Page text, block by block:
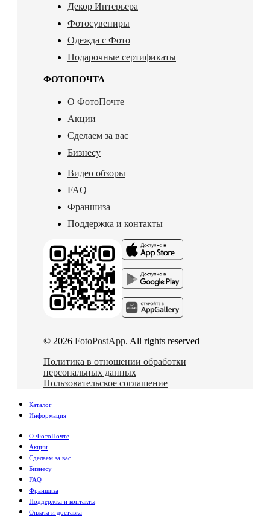
Декор Интерьера
Фотосувениры
Одежда с Фото
Подарочные сертификаты
ФОТОПОЧТА
О ФотоПочте
Акции
Сделаем за вас
Бизнесу
Видео обзоры
FAQ
Франшиза
Поддержка и контакты
© 2026 FotoPostApp. All rights reserved
Политика в отношении обработки
персональных данных
Пользовательское соглашение
Каталог
Информация
О ФотоПочте
Акции
Сделаем за вас
Бизнесу
FAQ
Франшиза
Поддержка и контакты
Оплата и доставка